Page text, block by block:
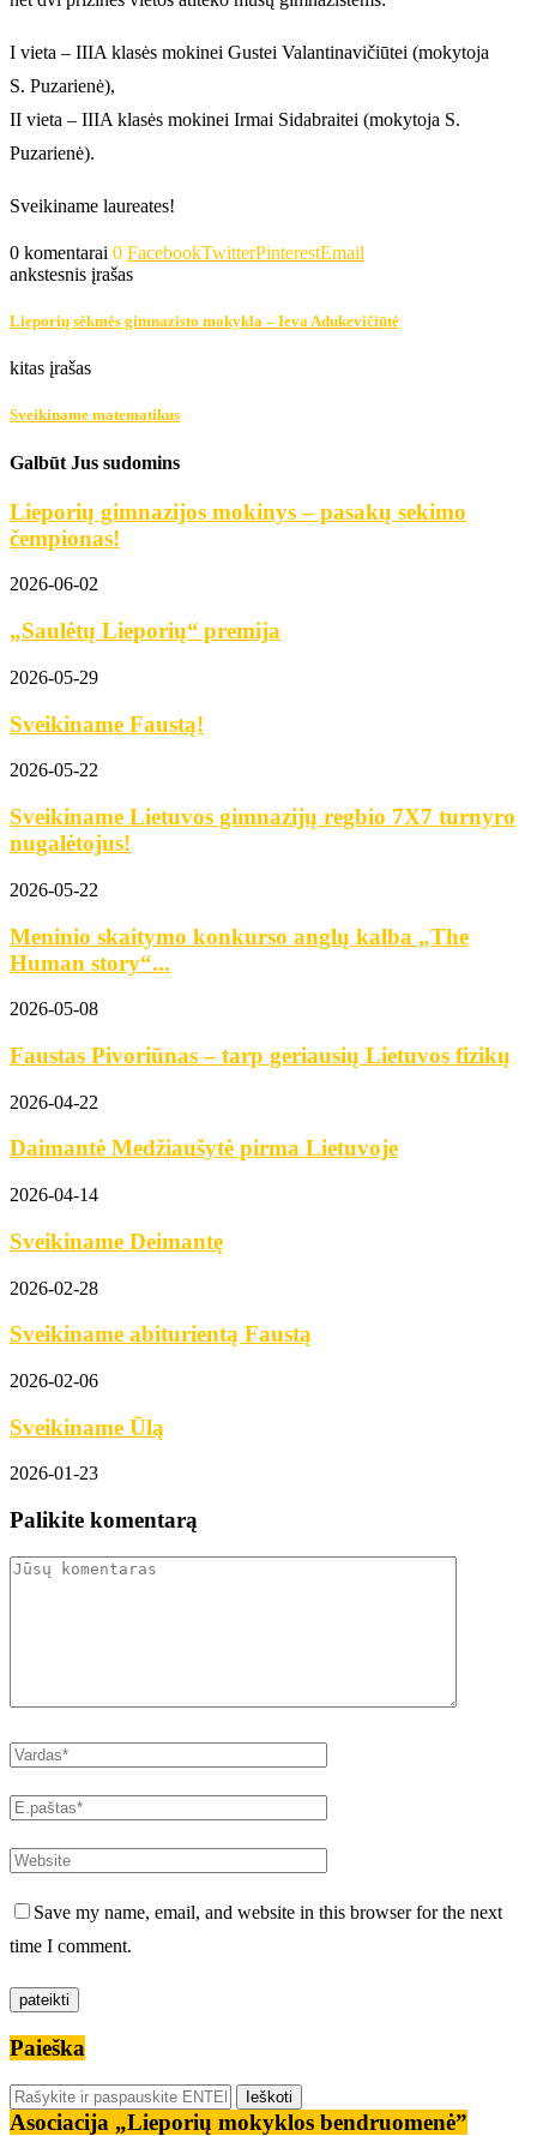
I vieta – IIIA klasės mokinei Gustei Valantinavičiūtei (mokytoja
S. Puzarienė),
II vieta – IIIA klasės mokinei Irmai Sidabraitei (mokytoja S.
Puzarienė).
Sveikiname laureates!
0 komentarai 0 FacebookTwitterPinterestEmail
ankstesnis įrašas
Lieporių sėkmės gimnazisto mokykla – Ieva Adukevičiūtė
kitas įrašas
Sveikiname matematikus
Galbūt Jus sudomins
Lieporių gimnazijos mokinys – pasakų sekimo
čempionas!
2026-06-02
„Saulėtų Lieporių“ premija
2026-05-29
Sveikiname Faustą!
2026-05-22
Sveikiname Lietuvos gimnazijų regbio 7X7 turnyro
nugalėtojus!
2026-05-22
Meninio skaitymo konkurso anglų kalba „The
Human story“...
2026-05-08
Faustas Pivoriūnas – tarp geriausių Lietuvos fizikų
2026-04-22
Daimantė Medžiaušytė pirma Lietuvoje
2026-04-14
Sveikiname Deimantę
2026-02-28
Sveikiname abiturientą Faustą
2026-02-06
Sveikiname Ūlą
2026-01-23
Palikite komentarą
Save my name, email, and website in this browser for the next
time I comment.
Paieška
Asociacija „Lieporių mokyklos bendruomenė”